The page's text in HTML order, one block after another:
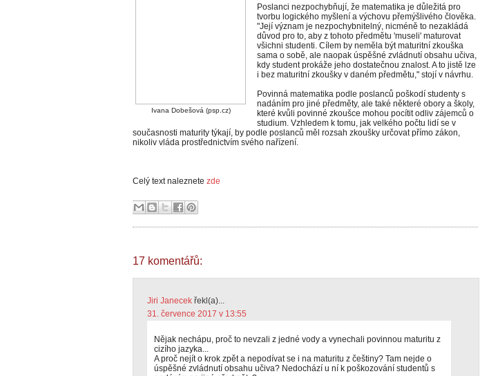
Ivana Dobešová (psp.cz)
Poslanci nezpochybňují, že matematika je důležitá pro
tvorbu logického myšlení a výchovu přemýšlivého člověka.
"Její význam je nezpochybnitelný, nicméně to nezakládá
důvod pro to, aby z tohoto předmětu 'museli' maturovat
všichni studenti. Cílem by neměla být maturitní zkouška
sama o sobě, ale naopak úspěšné zvládnutí obsahu učiva,
kdy student prokáže jeho dostatečnou znalost. A to jistě lze
i bez maturitní zkoušky v daném předmětu," stojí v návrhu.
Povinná matematika podle poslanců poškodí studenty s
nadáním pro jiné předměty, ale také některé obory a školy,
které kvůli povinné zkoušce mohou pocítit odliv zájemců o
studium. Vzhledem k tomu, jak velkého počtu lidí se v
současnosti maturity týkají, by podle poslanců měl rozsah zkoušky určovat přímo zákon,
nikoliv vláda prostřednictvím svého nařízení.
Celý text naleznete zde
17 komentářů:
Jiri Janecek řekl(a)...
31. července 2017 v 13:55
Nějak nechápu, proč to nevzali z jedné vody a vynechali povinnou maturitu z
cizího jazyka...
A proč nejít o krok zpět a nepodívat se i na maturitu z češtiny? Tam nejde o
úspěšné zvládnutí obsahu učiva? Nedochází u ní k poškozování studentů s